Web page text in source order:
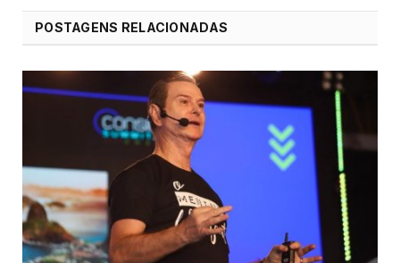
POSTAGENS RELACIONADAS